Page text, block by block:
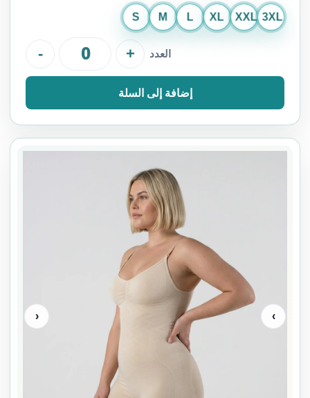
S M L XL XXL 3XL
العدد - +
إضافة إلى السلة
›
‹